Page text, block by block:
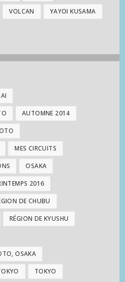
VOLCAN YAYOI KUSAMA
AUTOMNE 2014
MES CIRCUITS
OSAKA
2016
DE CHUBU
RÉGION DE KYUSHU
OSAKA
TOKYO